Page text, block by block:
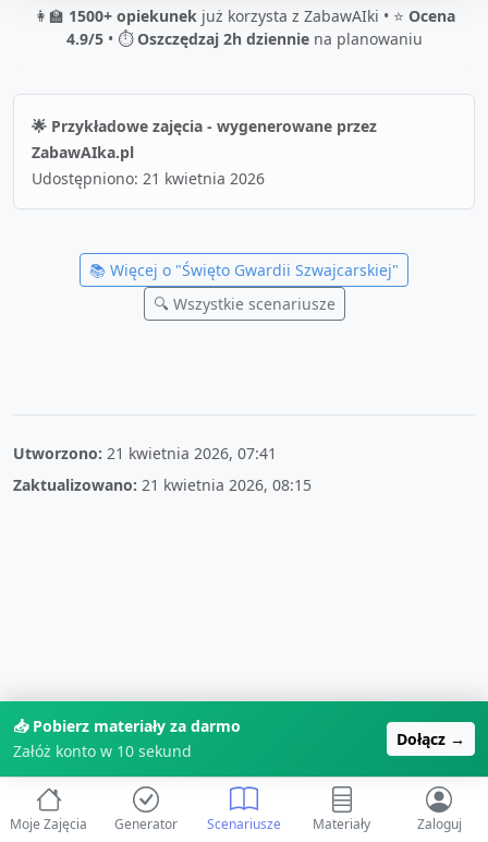
👩‍🏫 1500+ opiekunekjuż korzysta z ZabawAIki • ⭐ Ocena
4.9/5• ⏱️Oszczędzaj 2h dzienniena planowaniu
🌟 Przykładowe zajęcia - wygenerowane przez
ZabawAIka.pl
Udostępniono: 21 kwietnia 2026
📚 Więcej o "Święto Gwardii Szwajcarskiej"
🔍 Wszystkie scenariusze
Utworzono: 21 kwietnia 2026, 07:41
Zaktualizowano: 21 kwietnia 2026, 08:15
📥 Pobierz materiały za darmo
Załóż konto w 10 sekund
Dołącz →
Moje Zajęcia Generator Scenariusze Materiały Zaloguj